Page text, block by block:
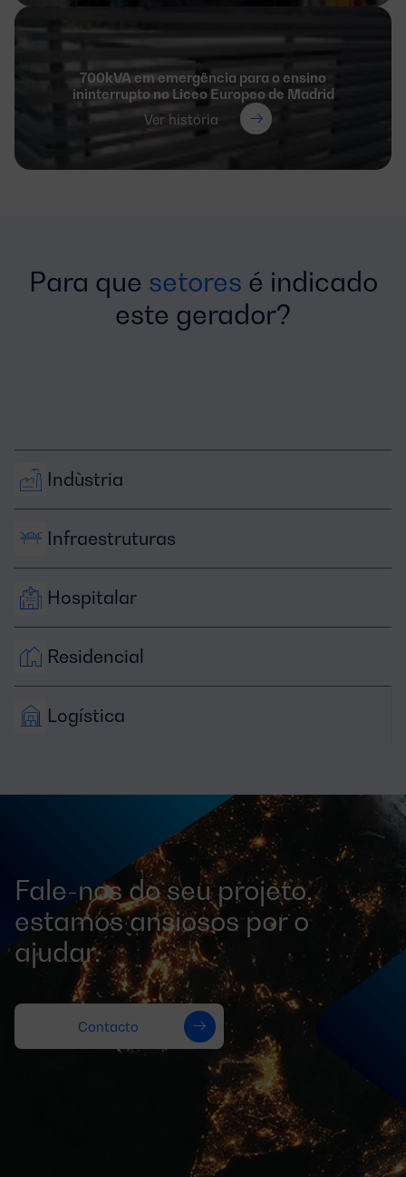
700kVA em emergência para o ensino
ininterrupto no Liceo Europeo de Madrid
Ver história
Para que setores é indicado
este gerador?
Indùstria
Infraestruturas
Hospitalar
Residencial
Logística
Fale-nos do seu projeto,
estamos ansiosos por o
ajudar.
Contacto